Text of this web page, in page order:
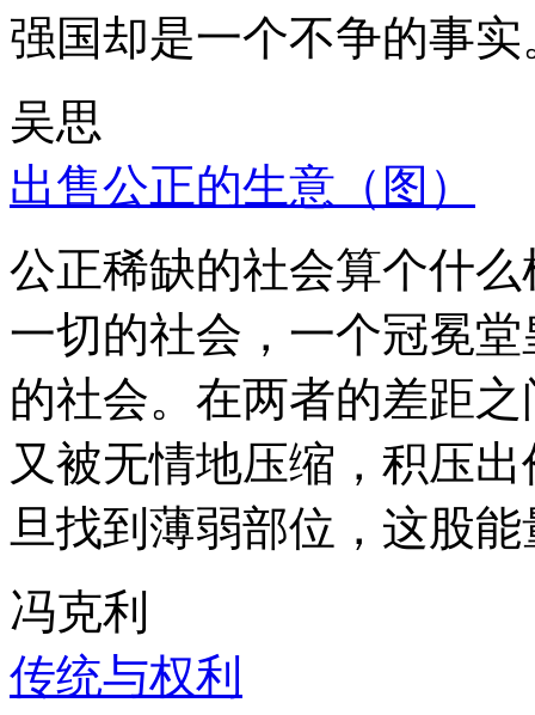
强国却是一个不争的事实
吴思
出售公正的生意（图）
公正稀缺的社会算个什
一切的社会，一个冠冕
的社会。在两者的差距
又被无情地压缩，积压
旦找到薄弱部位，这股
冯克利
传统与权利